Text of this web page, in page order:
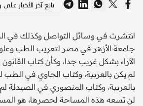
تابع آخر الأخبار
انتشرت في وسائل التواصل وكذلك في
جامعة الأزهر في مصر لتعريب الطب
الآراء بشكل غريب جدا، وكأن كتاب
لم يكن بالعربية، وكتاب الحاوي في الطب
بالعربية، وكتاب المنصوري في الصيدلة لم
لن تسعه هذه المساحة لحصرها، هو